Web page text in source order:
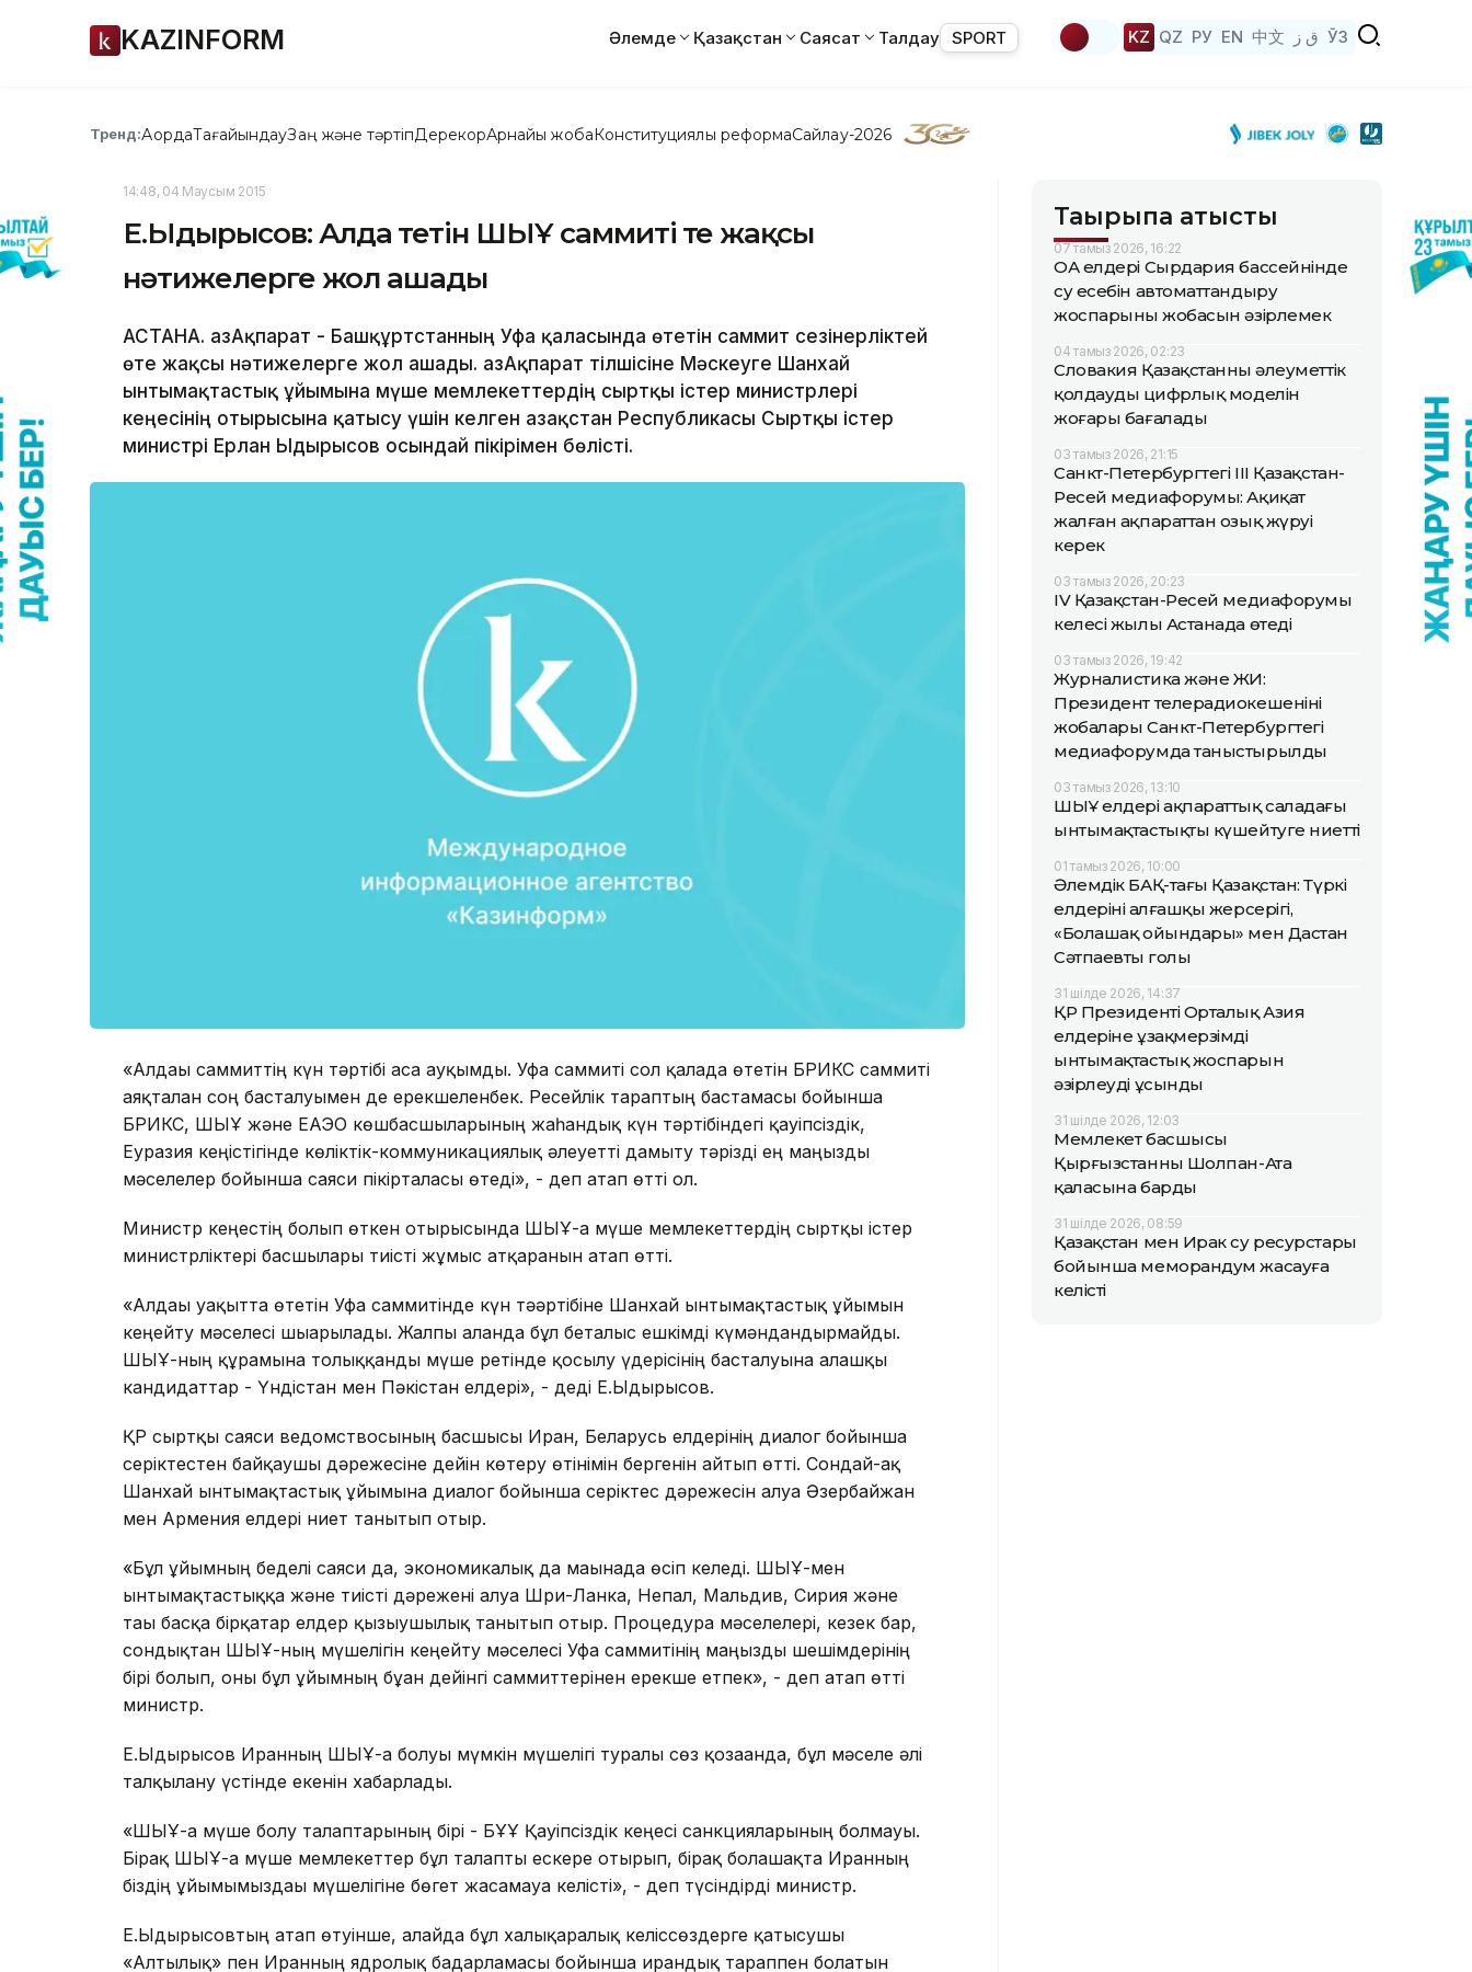
KAZINFORM Әлемде Қазақстан Саясат Талдау SPORT KZ QZ РУ EN 中文 ق ز ЎЗ
Тренд:АқордаТағайындауЗаң және тәртіпДерекқорАрнайы жобаКонституциялық реформаСайлау-2026
14:48, 04 Маусым 2015
Е.Ыдырысов: Алда өтетін ШЫҰ саммиті өте жақсы
нәтижелерге жол ашады
АСТАНА. ҚазАқпарат - Башқұртстанның Уфа қаласында өтетін саммит сезінерліктей
өте жақсы нәтижелерге жол ашады. ҚазАқпарат тілшісіне Мәскеуге Шанхай
ынтымақтастық ұйымына мүше мемлекеттердің сыртқы істер министрлері
кеңесінің отырысына қатысу үшін келген Қазақстан Республикасы Сыртқы істер
министрі Ерлан Ыдырысов осындай пікірімен бөлісті.
«Алдағы саммиттің күн тәртібі аса ауқымды. Уфа саммиті сол қалада өтетін БРИКС саммиті
аяқталған соң басталуымен де ерекшеленбек. Ресейлік тараптың бастамасы бойынша
БРИКС, ШЫҰ және ЕАЭО көшбасшыларының жаһандық күн тәртібіндегі қауіпсіздік,
Еуразия кеңістігінде көліктік-коммуникациялық әлеуетті дамыту тәрізді ең маңызды
мәселелер бойынша саяси пікірталасы өтеді», - деп атап өтті ол.
Министр кеңестің болып өткен отырысында ШЫҰ-ға мүше мемлекеттердің сыртқы істер
министрліктері басшылары тиісті жұмыс атқарғанын атап өтті.
«Алдағы уақытта өтетін Уфа саммитінде күн тәәртібіне Шанхай ынтымақтастық ұйымын
кеңейту мәселесі шығарылады. Жалпы алғанда бұл беталыс ешкімді күмәндандырмайды.
ШЫҰ-ның құрамына толыққанды мүше ретінде қосылу үдерісінің басталуына алғашқы
кандидаттар - Үндістан мен Пәкістан елдері», - деді Е.Ыдырысов.
ҚР сыртқы саяси ведомствосының басшысы Иран, Беларусь елдерінің диалог бойынша
серіктестен байқаушы дәрежесіне дейін көтеру өтінімін бергенін айтып өтті. Сондай-ақ
Шанхай ынтымақтастық ұйымына диалог бойынша серіктес дәрежесін алуға Әзербайжан
мен Армения елдері ниет танытып отыр.
«Бұл ұйымның беделі саяси да, экономикалық да мағынада өсіп келеді. ШЫҰ-мен
ынтымақтастыққа және тиісті дәрежені алуға Шри-Ланка, Непал, Мальдив, Сирия және
тағы басқа бірқатар елдер қызығушылық танытып отыр. Процедура мәселелері, кезек бар,
сондықтан ШЫҰ-ның мүшелігін кеңейту мәселесі Уфа саммитінің маңызды шешімдерінің
бірі болып, оны бұл ұйымның бұған дейінгі саммиттерінен ерекше етпек», - деп атап өтті
министр.
Е.Ыдырысов Иранның ШЫҰ-ға болуы мүмкін мүшелігі туралы сөз қозғағанда, бұл мәселе әлі
талқылану үстінде екенін хабарлады.
«ШЫҰ-ға мүше болу талаптарының бірі - БҰҰ Қауіпсіздік кеңесі санкцияларының болмауы.
Бірақ ШЫҰ-ға мүше мемлекеттер бұл талапты ескере отырып, бірақ болашақта Иранның
біздің ұйымымыздағы мүшелігіне бөгет жасамауға келісті», - деп түсіндірді министр.
Е.Ыдырысовтың атап өтуінше, алайда бұл халықаралық келіссөздерге қатысушы
«Алтылық» пен Иранның ядролық бағдарламасы бойынша ирандық тараппен болатын
Тақырыпқа қатысты
07 тамыз 2026, 16:22
ОА елдері Сырдария бассейнінде
су есебін автоматтандыру
жоспарының жобасын әзірлемек
04 тамыз 2026, 02:23
Словакия Қазақстанның әлеуметтік
қолдаудың цифрлық моделін
жоғары бағалады
03 тамыз 2026, 21:15
Санкт-Петербургтегі III Қазақстан-
Ресей медиафорумы: Ақиқат
жалған ақпараттан озық жүруі
керек
03 тамыз 2026, 20:23
IV Қазақстан-Ресей медиафорумы
келесі жылы Астанада өтеді
03 тамыз 2026, 19:42
Журналистика және ЖИ:
Президент телерадиокешенінің
жобалары Санкт-Петербургтегі
медиафорумда таныстырылды
03 тамыз 2026, 13:10
ШЫҰ елдері ақпараттық саладағы
ынтымақтастықты күшейтуге ниетті
01 тамыз 2026, 10:00
Әлемдік БАҚ-тағы Қазақстан: Түркі
елдерінің алғашқы жерсерігі,
«Болашақ ойындары» мен Дастан
Сәтпаевтың голы
31 шілде 2026, 14:37
ҚР Президенті Орталық Азия
елдеріне ұзақмерзімді
ынтымақтастық жоспарын
әзірлеуді ұсынды
31 шілде 2026, 12:03
Мемлекет басшысы
Қырғызстанның Шолпан-Ата
қаласына барды
31 шілде 2026, 08:59
Қазақстан мен Ирак су ресурстары
бойынша меморандум жасауға
келісті